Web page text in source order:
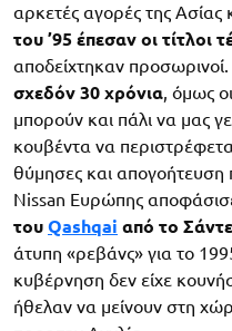
αρκετές αγορές της Ασίας
του ’95 έπεσαν οι τίτλοι
αποδείχτηκαν
σχεδόν 30 χρόνια , όμως
μπορούν και πάλι να μας
κουβέντα να
θύμησες και απογοήτευση
Nissan Ευρώπης
του Qashqai από το
άτυπη «ρεβάνς» για το
κυβέρνηση δεν είχε
ήθελαν να μείνουν στη